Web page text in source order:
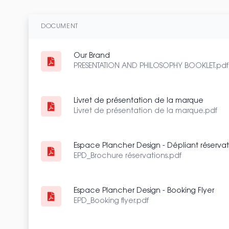
DOCUMENT
Our Brand
PRESENTATION AND PHILOSOPHY BOOKLET.pdf
Livret de présentation de la marque
Livret de présentation de la marque.pdf
Espace Plancher Design - Dépliant
EPD_Brochure réservations.pdf
Espace Plancher Design - Booking Flyer
EPD_Booking flyer.pdf